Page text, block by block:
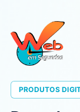
PRODUTOS